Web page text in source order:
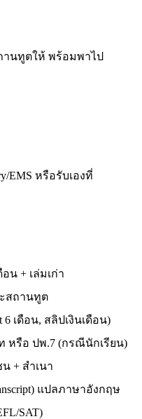
านทูตให้ พร้อมพาไป
EMS หรือรับเองที่
น + เล่มเก่า
สถานทูต
6 เดือน, สลิปเงินเดือน)
หรือ ปพ.7 (กรณีนักเรียน)
+ สำเนา
แปลภาษาอังกฤษ
SAT)